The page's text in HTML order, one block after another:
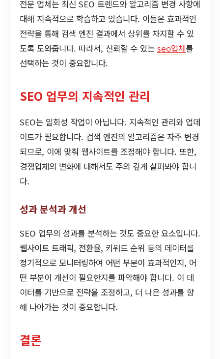
전문 업체는 최신 SEO 트렌드와 알고리즘 변경 사항에
대해 지속적으로 학습하고 있습니다. 이들은 효과적인
전략을 통해 검색 엔진 결과에서 상위를 차지할 수 있
도록 도와줍니다. 따라서, 신뢰할 수 있는 seo업체를
선택하는 것이 중요합니다.
SEO 업무의 지속적인 관리
SEO는 일회성 작업이 아닙니다. 지속적인 관리와 업데
이트가 필요합니다. 검색 엔진의 알고리즘은 자주 변경
되므로, 이에 맞춰 웹사이트를 조정해야 합니다. 또한,
경쟁업체의 변화에 대해서도 주의 깊게 살펴봐야 합니
다.
성과 분석과 개선
SEO 업무의 성과를 분석하는 것도 중요한 요소입니다.
웹사이트 트래픽, 전환율, 키워드 순위 등의 데이터를
정기적으로 모니터링하여 어떤 부분이 효과적인지, 어
떤 부분이 개선이 필요한지를 파악해야 합니다. 이 데
이터를 기반으로 전략을 조정하고, 더 나은 성과를 향
해 나아가는 것이 중요합니다.
결론